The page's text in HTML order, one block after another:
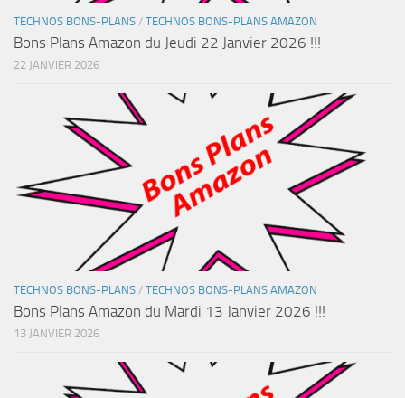
TECHNOS BONS-PLANS / TECHNOS BONS-PLANS AMAZON
Bons Plans Amazon du Jeudi 22 Janvier 2026 !!!
22 JANVIER 2026
TECHNOS BONS-PLANS / TECHNOS BONS-PLANS AMAZON
Bons Plans Amazon du Mardi 13 Janvier 2026 !!!
13 JANVIER 2026